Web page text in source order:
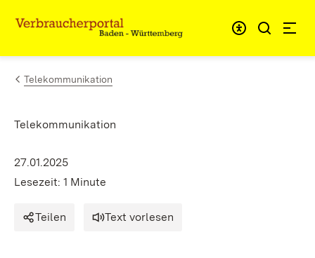
Zum Inhalt springen
Link zur Startseite
Telekommunikation
Telekommunikation
27.01.2025
Lesezeit: 1 Minute
Teilen Text vorlesen